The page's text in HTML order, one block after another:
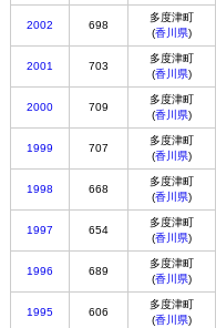
2002 698
多度津町
(香川県)
2001 703
多度津町
(香川県)
2000 709
多度津町
(香川県)
1999 707
多度津町
(香川県)
1998 668
多度津町
(香川県)
1997 654
多度津町
(香川県)
1996 689
多度津町
(香川県)
1995 606
多度津町
(香川県)